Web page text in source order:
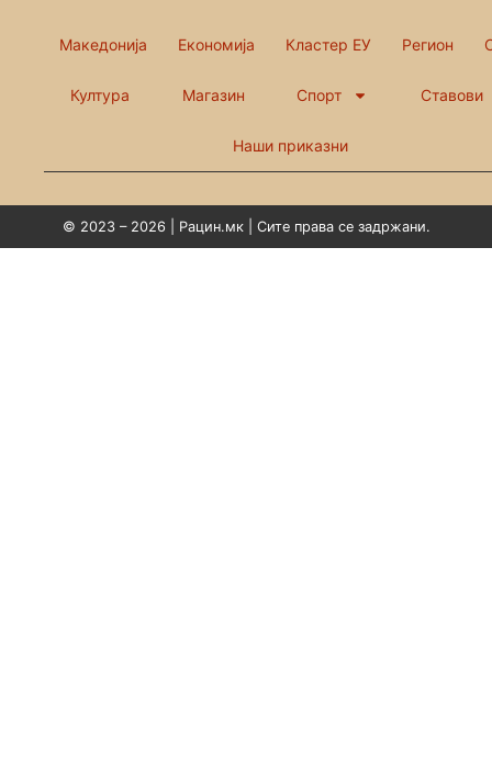
Македонија Економија Кластер ЕУ Регион
Култура Магазин Спорт Ставови
Наши приказни
© 2023 – 2026 | Рацин.мк | Сите права се задржани.